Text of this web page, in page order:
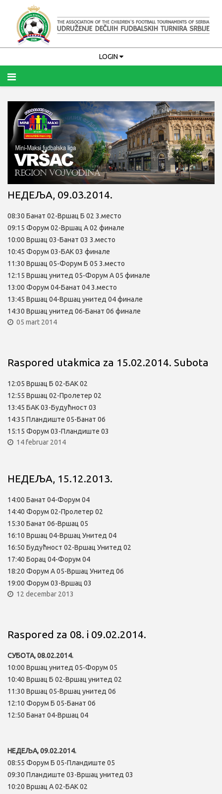
LOGIN
Upamti me
PRIJAVA
Zaboravili ste korisničko ime?
Zaboravili ste lozinku?
НЕДЕЉА, 09.03.2014.
08:30 Банат 02-Вршац Б 02 3.место
09:15 Форум 02-Вршац А 02 финале
10:00 Вршац 03-Банат 03 3.место
10:45 Форум 03-БАК 03 финале
11:30 Вршац 05-Форум Б 05 3.место
12:15 Вршац унитед 05-Форум А 05 финале
13:00 Форум 04-Банат 04 3.место
13:45 Вршац 04-Вршац унитед 04 финале
14:30 Вршац унитед 06-Банат 06 финале
05 mart 2014
Raspored utakmica za 15.02.2014. Subota
12:05 Вршац Б 02-БАК 02
12:55 Вршац 02-Пролетер 02
13:45 БАК 03-Будућност 03
14:35 Пландиште 05-Банат 06
15:15 Форум 03-Пландиште 03
14 februar 2014
НЕДЕЉА, 15.12.2013.
14:00 Банат 04-Форум 04
14:40 Форум 02-Пролетер 02
15:30 Банат 06-Вршац 05
16:10 Вршац 04-Вршац Унитед 04
16:50 Будућност 02-Вршац Унитед 02
17:40 Борац 04-Форум 04
18:20 Форум А 05-Вршац Унитед 06
19:00 Форум 03-Вршац 03
12 decembar 2013
Raspored za 08. i 09.02.2014.
СУБОТА, 08.02.2014.
10:00 Вршац унитед 05-Форум 05
10:40 Вршац Б 02-Вршац унитед 02
11:30 Вршац 05-Вршац унитед 06
12:10 Форум Б 05-Банат 06
12:50 Банат 04-Вршац 04
НЕДЕЉА, 09.02.2014.
08:55 Форум Б 05-Пландиште 05
09:30 Пландиште 03-Вршац унитед 03
10:20 Вршац А 02-БАК 02